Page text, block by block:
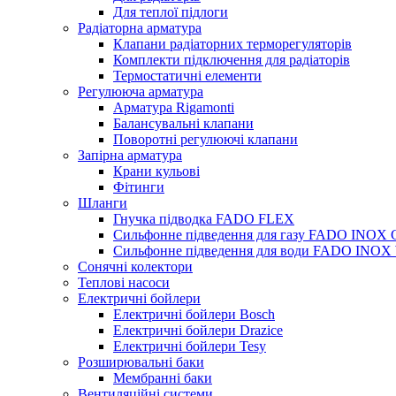
Для теплої підлоги
Радіаторна арматура
Клапани радіаторних терморегуляторів
Комплекти підключення для радіаторів
Термостатичні елементи
Регулююча арматура
Арматура Rigamonti
Балансувальні клапани
Поворотні регулюючі клапани
Запірна арматура
Крани кульові
Фітинги
Шланги
Гнучка підводка FADO FLEX
Сильфонне підведення для газу FADO INOX
Сильфонне підведення для води FADO INOX
Сонячні колектори
Теплові насоси
Електричні бойлери
Електричні бойлери Bosch
Електричні бойлери Drazice
Електричні бойлери Tesy
Розширювальні баки
Мембранні баки